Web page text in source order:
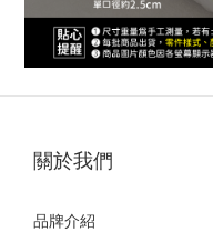
關於我們
品牌介紹